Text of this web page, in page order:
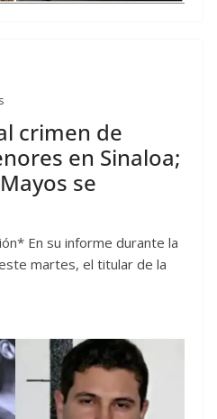
crimen de
en Sinaloa;
se
En su informe durante la
martes, el titular de la